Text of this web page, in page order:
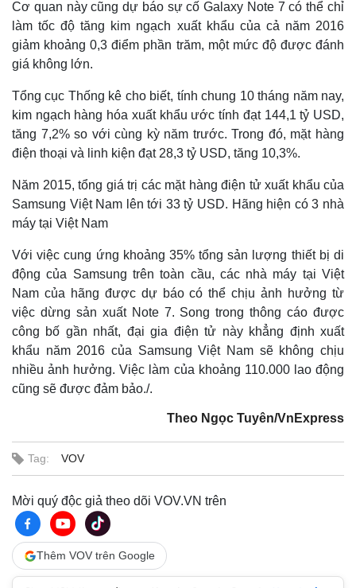
Cuộc sống đó đây
Ảnh
Infographic
Cơ quan này cũng dự báo sự cố Galaxy Note 7 có thể chỉ
làm tốc độ tăng kim ngạch xuất khẩu của cả năm 2016
giảm khoảng 0,3 điểm phần trăm, một mức độ được đánh
giá không lớn.
Tổng cục Thống kê cho biết, tính chung 10 tháng năm nay,
kim ngạch hàng hóa xuất khẩu ước tính đạt 144,1 tỷ USD,
tăng 7,2% so với cùng kỳ năm trước. Trong đó, mặt hàng
điện thoại và linh kiện đạt 28,3 tỷ USD, tăng 10,3%.
Năm 2015, tổng giá trị các mặt hàng điện tử xuất khẩu của
Samsung Việt Nam lên tới 33 tỷ USD. Hãng hiện có 3 nhà
máy tại Việt Nam
Với việc cung ứng khoảng 35% tổng sản lượng thiết bị di
động của Samsung trên toàn cầu, các nhà máy tại Việt
Nam của hãng được dự báo có thể chịu ảnh hưởng từ
việc dừng sản xuất Note 7. Song trong thông cáo được
công bố gần nhất, đại gia điện tử này khẳng định xuất
khẩu năm 2016 của Samsung Việt Nam sẽ không chịu
nhiều ảnh hưởng. Việc làm của khoảng 110.000 lao động
cũng sẽ được đảm bảo./.
Theo Ngọc Tuyên/VnExpress
Tag: VOV
Mời quý độc giả theo dõi VOV.VN trên
Thêm VOV trên Google